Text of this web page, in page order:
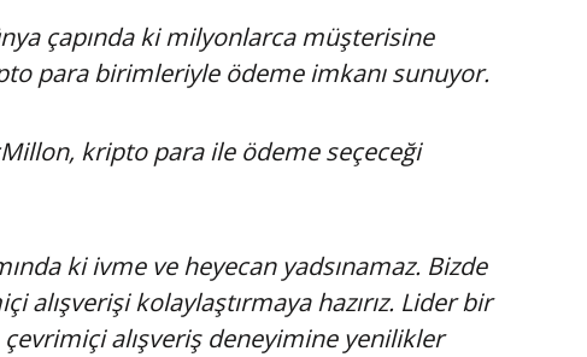
çapında ki milyonlarca müşterisine
para birimleriyle ödeme imkanı sunuyor.
kripto para ile ödeme seçeceği
ki ivme ve heyecan yadsınamaz. Bizde
alışverişi kolaylaştırmaya hazırız. Lider bir
alışveriş deneyimine yenilikler